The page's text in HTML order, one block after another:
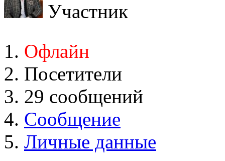
Участник
Офлайн
Посетители
29 сообщений
Сообщение
Личные данные